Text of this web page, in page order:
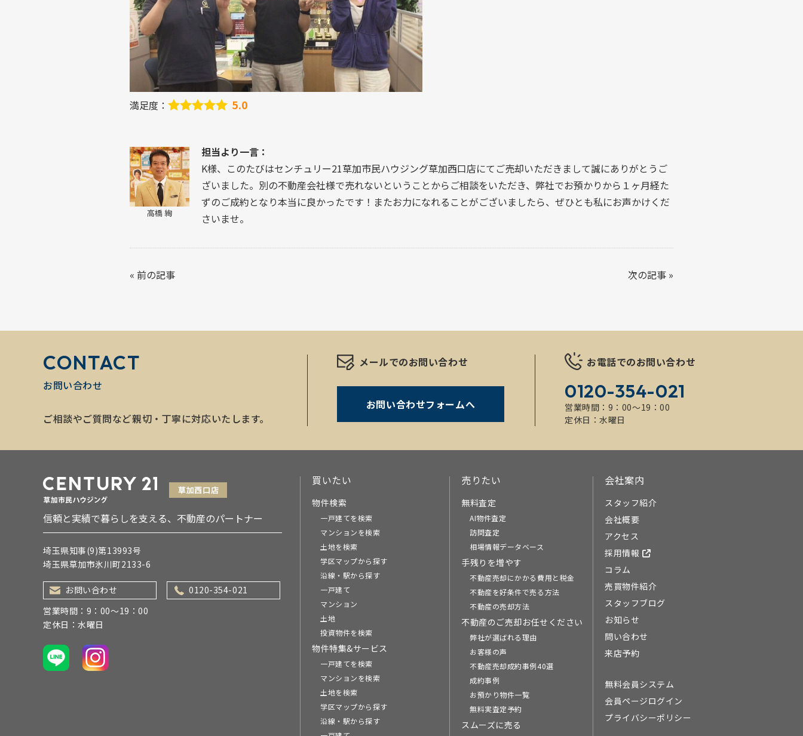
満足度： 5.0
高橋 絢
担当より一言：
K様、このたびはセンチュリー21草加市民ハウジング草加西口店にてご売却いただきまして誠にありがとうご
ざいました。別の不動産会社様で売れないということからご相談をいただき、弊社でお預かりから１ヶ月経た
ずのご成約となり本当に良かったです！またお力になれることがございましたら、ぜひとも私にお声かけくだ
さいませ。
« 前の記事 次の記事 »
CONTACT
お問い合わせ
ご相談やご質問など親切・丁寧に対応いたします。
メールでのお問い合わせ
お問い合わせフォームへ
お電話でのお問い合わせ
0120-354-021
営業時間：9：00～19：00
定休日：水曜日
信頼と実績で暮らしを支える、不動産のパートナー
埼玉県知事(9)第13993号
埼玉県草加市氷川町2133-6
お問い合わせ
0120-354-021
営業時間：9：00～19：00
定休日：水曜日
買いたい
物件検索
一戸建てを検索
マンションを検索
土地を検索
学区マップから探す
沿線・駅から探す
一戸建て
マンション
土地
投資物件を検索
物件特集&サービス
一戸建てを検索
マンションを検索
土地を検索
学区マップから探す
沿線・駅から探す
売りたい
無料査定
AI物件査定
訪問査定
相場情報データベース
手残りを増やす
不動産売却にかかる費用と税金
不動産を好条件で売る方法
不動産の売却方法
不動産のご売却お任せください
弊社が選ばれる理由
お客様の声
不動産売却成約事例40選
成約事例
お預かり物件一覧
無料実査定予約
スムーズに売る
会社案内
スタッフ紹介
会社概要
アクセス
採用情報
コラム
売買物件紹介
スタッフブログ
お知らせ
問い合わせ
来店予約
無料会員システム
会員ページログイン
プライバシーポリシー